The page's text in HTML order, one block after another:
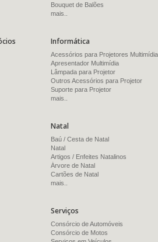
Bouquet de Balões
mais..
Informática
Acessórios para Projetores Multimídia
Apresentador Multimídia
Lâmpada para Projetor
Outros Acessórios para Projetor
Suporte para Projetor
mais..
Natal
Baú / Cesta de Natal
Natal
Artigos / Enfeites Natalinos
Árvore de Natal
Cartões de Natal
mais..
Serviços
Consórcio de Automóveis
Consórcio de Motos